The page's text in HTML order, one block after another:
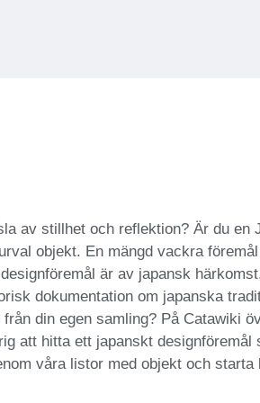
av stillhet och reflektion? Är du
objekt. En mängd vackra
är av japansk
dokumentation om japanska
din egen samling? På Catawiki
att hitta ett japanskt
våra listor med objekt och starta